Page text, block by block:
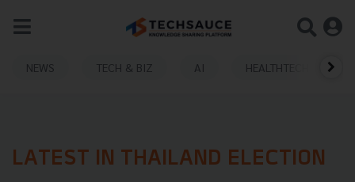
NEWS TECH & BIZ AI HEALTHTECH
LATEST IN THAILAND ELECTION